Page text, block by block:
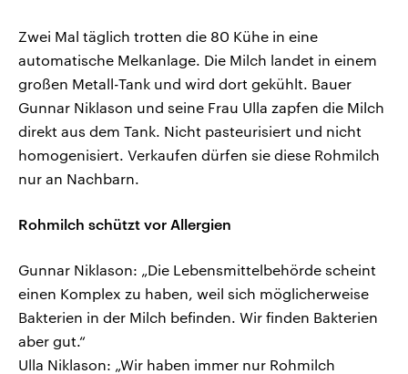
Zwei Mal täglich trotten die 80 Kühe in eine
automatische Melkanlage. Die Milch landet in einem
großen Metall-Tank und wird dort gekühlt. Bauer
Gunnar Niklason und seine Frau Ulla zapfen die Milch
direkt aus dem Tank. Nicht pasteurisiert und nicht
homogenisiert. Verkaufen dürfen sie diese Rohmilch
nur an Nachbarn.
Rohmilch schützt vor Allergien
Gunnar Niklason: „Die Lebensmittelbehörde scheint
einen Komplex zu haben, weil sich möglicherweise
Bakterien in der Milch befinden. Wir finden Bakterien
aber gut.“
Ulla Niklason: „Wir haben immer nur Rohmilch